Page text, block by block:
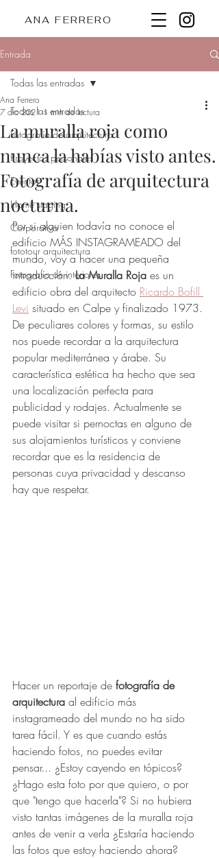
ANA FERRERO
Entrada
Todas las entradas
Fotografía de arquitectura
Proyectos personales
Eventos
Home staging
Corporativa
fototour arquitectura
Fotografía de interiores
Todas las entradas
La muralla roja como
nunca la habías visto antes.
Fotografía de arquitectura
nocturna.
Ana Ferrero
7 dic 2021 1 min de lectura
Por si alguien todavía no conoce el
edificio MÁS INSTAGRAMEADO del
mundo, voy a hacer una pequeña
introducción. La Muralla Roja es un
edificio obra del arquitecto Ricardo Bofill
Levi situado en Calpe y finalizado 1973.
De peculiares colores y formas, su estilo
nos puede recordar a la arquitectura
popular mediterránea y árabe. Su
característica estética ha hecho que sea
una localización perfecta para
publicidad y rodajes. Actualmente se
puede visitar si pernoctas en alguno de
sus alojamientos turísticos y conviene
recordar que es la residencia de
personas cuya privacidad y descanso
hay que respetar.
Hacer un reportaje de fotografía de
arquitectura al edificio más
instagrameado del mundo no ha sido
tarea fácil. Y es que cuando estás
haciendo fotos, no puedes evitar
pensar... ¿Estoy cayendo en tópicos?
¿Hago esta foto por que quiero, o por
que "tengo que hacerla"? Si no hubiera
visto tantas imágenes de la muralla roja
antes de venir a verla ¿Estaría haciendo
las fotos que estoy haciendo ahora?